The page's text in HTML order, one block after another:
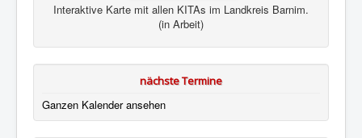
Interaktive Karte mit allen KITAs im Landkreis Barnim.
(in Arbeit)
nächste Termine
Ganzen Kalender ansehen